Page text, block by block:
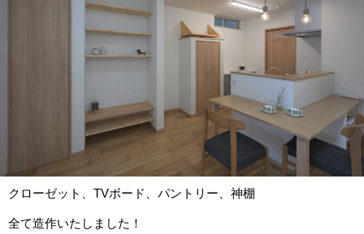
クローゼット、TVボード、パントリー、神棚
全て造作いたしました！